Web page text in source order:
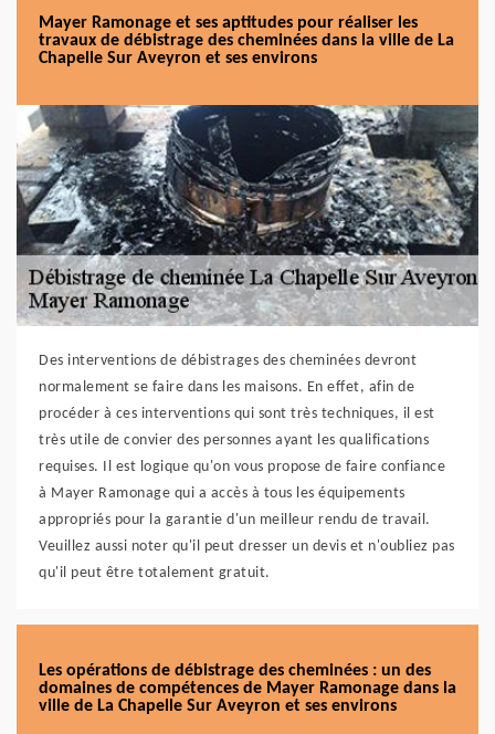
Mayer Ramonage et ses aptitudes pour réaliser les
travaux de débistrage des cheminées dans la ville de La
Chapelle Sur Aveyron et ses environs
Des interventions de débistrages des cheminées devront
normalement se faire dans les maisons. En effet, afin de
procéder à ces interventions qui sont très techniques, il est
très utile de convier des personnes ayant les qualifications
requises. Il est logique qu'on vous propose de faire confiance
à Mayer Ramonage qui a accès à tous les équipements
appropriés pour la garantie d'un meilleur rendu de travail.
Veuillez aussi noter qu'il peut dresser un devis et n'oubliez pas
qu'il peut être totalement gratuit.
Les opérations de débistrage des cheminées : un des
domaines de compétences de Mayer Ramonage dans la
ville de La Chapelle Sur Aveyron et ses environs